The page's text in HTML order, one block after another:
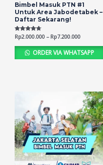
Bimbel Masuk PTN #1
Untuk Area Jabodetabek –
Daftar Sekarang!
Rated
4.68
out of 5
Rp2.000.000 – Rp7.200.000
ORDER VIA WHATSAPP